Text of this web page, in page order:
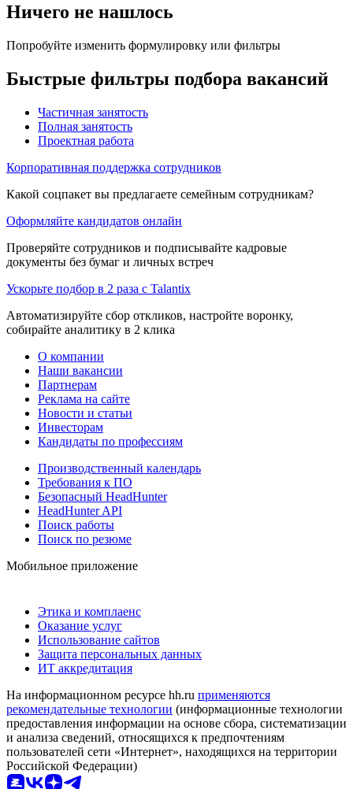
Ничего не нашлось
Попробуйте изменить формулировку или фильтры
Быстрые фильтры подбора вакансий
Частичная занятость
Полная занятость
Проектная работа
Корпоративная поддержка сотрудников
Какой соцпакет вы предлагаете семейным сотрудникам?
Оформляйте кандидатов онлайн
Проверяйте сотрудников и подписывайте кадровые
документы без бумаг и личных встреч
Ускорьте подбор в 2 раза с Talantix
Автоматизируйте сбор откликов, настройте воронку,
собирайте аналитику в 2 клика
О компании
Наши вакансии
Партнерам
Реклама на сайте
Новости и статьи
Инвесторам
Кандидаты по профессиям
Производственный календарь
Требования к ПО
Безопасный HeadHunter
HeadHunter API
Поиск работы
Поиск по резюме
Мобильное приложение
Этика и комплаенс
Оказание услуг
Использование сайтов
Защита персональных данных
ИТ аккредитация
На информационном ресурсе hh.ru применяются
рекомендательные технологии (информационные технологии
предоставления информации на основе сбора, систематизации
и анализа сведений, относящихся к предпочтениям
пользователей сети «Интернет», находящихся на территории
Российской Федерации)